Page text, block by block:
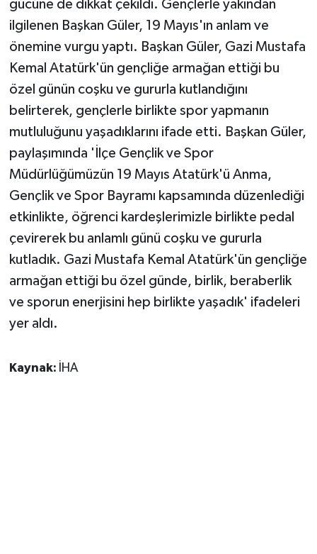
gücüne de dikkat çekildi. Gençlerle yakından
ilgilenen Başkan Güler, 19 Mayıs'ın anlam ve
önemine vurgu yaptı. Başkan Güler, Gazi Mustafa
Kemal Atatürk'ün gençliğe armağan ettiği bu
özel günün coşku ve gururla kutlandığını
belirterek, gençlerle birlikte spor yapmanın
mutluluğunu yaşadıklarını ifade etti. Başkan Güler,
paylaşımında 'İlçe Gençlik ve Spor
Müdürlüğümüzün 19 Mayıs Atatürk'ü Anma,
Gençlik ve Spor Bayramı kapsamında düzenlediği
etkinlikte, öğrenci kardeşlerimizle birlikte pedal
çevirerek bu anlamlı günü coşku ve gururla
kutladık. Gazi Mustafa Kemal Atatürk'ün gençliğe
armağan ettiği bu özel günde, birlik, beraberlik
ve sporun enerjisini hep birlikte yaşadık' ifadeleri
yer aldı.
Kaynak: İHA